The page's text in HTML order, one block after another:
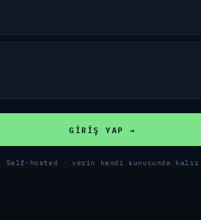
GIRIŞ YAP →
Self-hosted · verin kendi sunucunda kalır